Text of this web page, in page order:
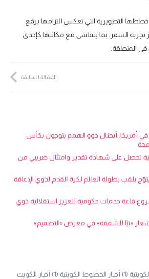
التطويرية التي تعكس التزامها برفع
تجربة السفر. بما يتماشى مع مكانتها كإحدى
المنطقة.
المقالة السابقة
أمريكا..أبطال ذوو الهمم يتوجون بكأس
تحصل على شهادة تقدير وامتثال ضريبي من
بلقب بطولة العالم لكرة القدم لذوي الإعاقة
قاعة خدمات حكومية لتعزيز استقلالية ذوي
«تبًا للشفقة» في معرض «التصميم»
(1) أخبار الخطوط الكويتية (1)
أخبار الكويت